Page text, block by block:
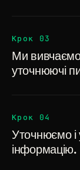
Крок 03
Ми
уточнюючі
Крок 04
Уточнюємо
інформацію.